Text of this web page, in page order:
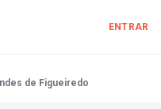
ENTRAR
de Figueiredo